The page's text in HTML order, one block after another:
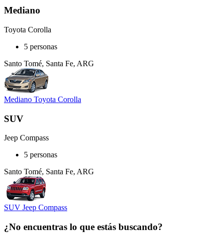
Mediano
Toyota Corolla
5 personas
Santo Tomé, Santa Fe, ARG
Mediano Toyota Corolla
SUV
Jeep Compass
5 personas
Santo Tomé, Santa Fe, ARG
SUV Jeep Compass
¿No encuentras lo que estás buscando?